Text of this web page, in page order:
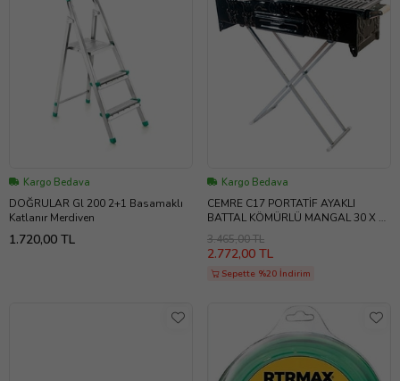
Kargo Bedava
DOĞRULAR Gl 200 2+1 Basamaklı
Katlanır Merdiven
1.720,00 TL
Kargo Bedava
CEMRE C17 PORTATİF AYAKLI
BATTAL KÖMÜRLÜ MANGAL 30 X 80
CM
3.465,00 TL
2.772,00 TL
Sepette %20 İndirim